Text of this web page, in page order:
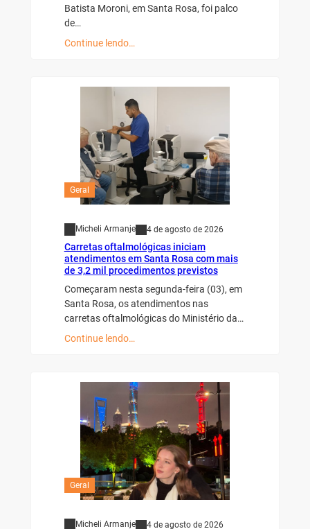
Batista Moroni, em Santa Rosa, foi palco
de…
Continue lendo…
Geral
Micheli Armanje 4 de agosto de 2026
Carretas oftalmológicas iniciam
atendimentos em Santa Rosa com mais
de 3,2 mil procedimentos previstos
Começaram nesta segunda-feira (03), em
Santa Rosa, os atendimentos nas
carretas oftalmológicas do Ministério da…
Continue lendo…
Geral
Micheli Armanje 4 de agosto de 2026